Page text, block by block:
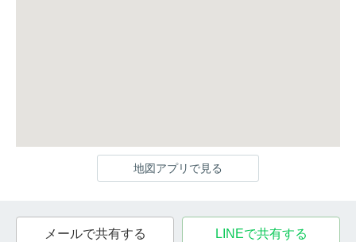
地図アプリで見る
メールで共有する LINEで共有する